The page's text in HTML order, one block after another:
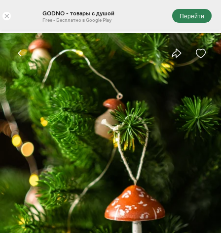
× GODNO - товары с душой
Free - Бесплатно в Google Play
Перейти